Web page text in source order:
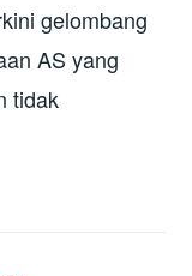
gelombang
AS yang
tidak